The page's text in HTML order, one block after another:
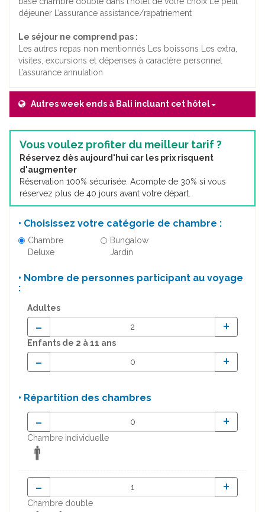
déjeuner L’assurance assistance/rapatriement
Le séjour ne comprend pas :
Les autres repas non mentionnés Les boissons Les extra,
visites, excursions et dépenses à caractère personnel
L’assurance annulation
Autres week ends à Bali incluant cet hôtel
Vous voulez profiter du meilleur tarif ?
Réservez dès aujourd'hui car les prix risquent
d'augmenter
Réservation 100% sécurisée. Acompte de 30% si vous
réservez plus de 40 jours avant votre départ.
• Choisissez votre catégorie de chambre :
Chambre
Deluxe
Bungalow
Jardin
• Nombre de personnes participant au voyage
:
Adultes
- +
Enfants de 2 à 11 ans
- +
• Répartition des chambres
- +
Chambre individuelle
- +
Chambre double